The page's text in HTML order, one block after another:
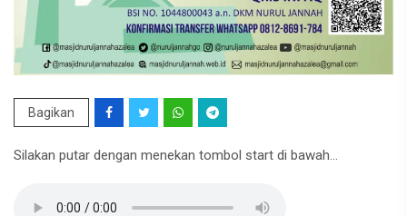
Bagikan
Silakan putar dengan menekan tombol start di bawah…